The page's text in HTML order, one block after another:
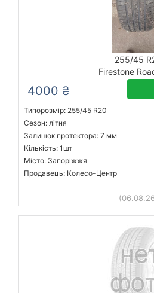
255/45
Firestone
4000 ₴
Типорозмір: 255/45 R20
Сезон: літня
Залишок протектора: 7 мм
Кількість: 1шт
Місто: Запоріжжя
Продавець: Колесо-Центр